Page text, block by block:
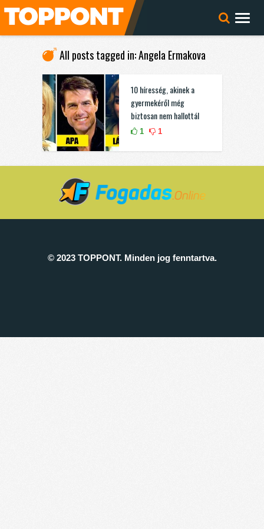
All posts tagged in: Angela Ermakova
10 híresség, akinek a
gyermekéről még
biztosan nem hallottál
1 1
© 2023 TOPPONT. Minden jog fenntartva.